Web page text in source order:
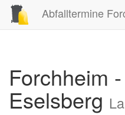
Abfalltermine
Forchheim
Eselsberg